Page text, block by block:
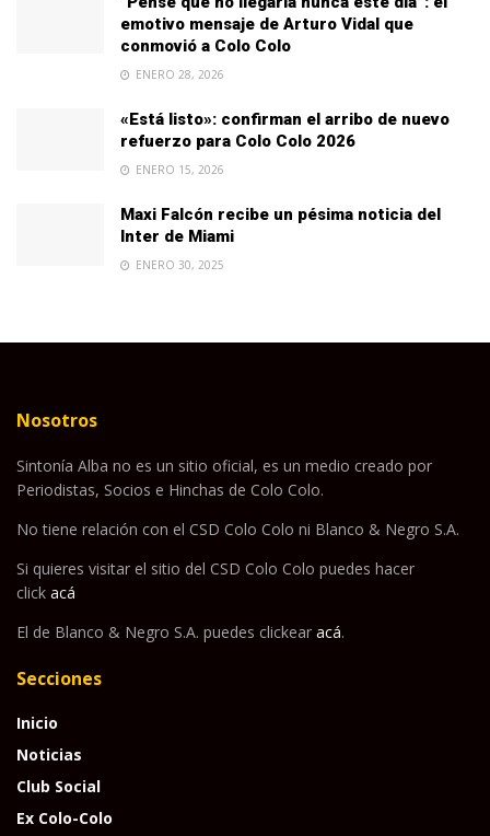
emotivo mensaje de Arturo Vidal que
conmovió a Colo Colo
ENERO 28, 2026
«Está listo»: confirman el arribo de nuevo
refuerzo para Colo Colo 2026
ENERO 15, 2026
Maxi Falcón recibe un pésima noticia del
Inter de Miami
ENERO 30, 2025
Nosotros
Sintonía Alba no es un sitio oficial, es un medio creado por
Periodistas, Socios e Hinchas de Colo Colo.
No tiene relación con el CSD Colo Colo ni Blanco & Negro S.A.
Si quieres visitar el sitio del CSD Colo Colo puedes hacer
click acá
El de Blanco & Negro S.A. puedes clickear acá.
Secciones
Inicio
Noticias
Club Social
Ex Colo-Colo